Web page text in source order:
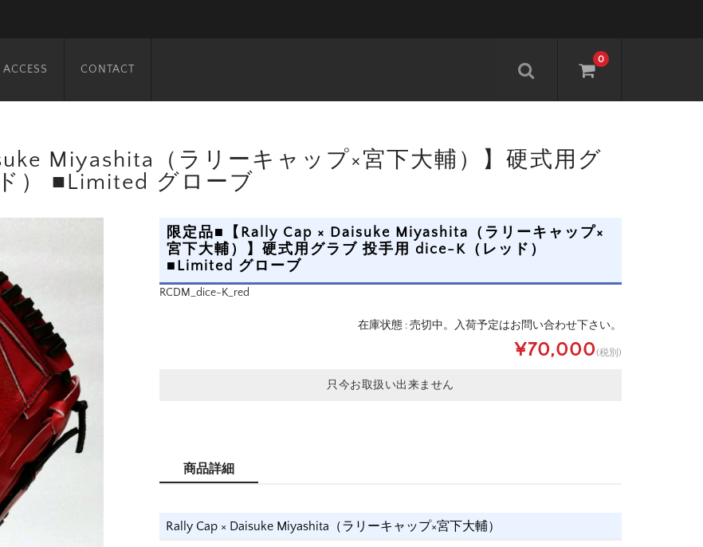
0
ACCESS CONTACT
Miyashita（ラリーキャップ×宮下大輔）】硬式用グ
） ■Limited グローブ
限定品■【Rally Cap × Daisuke Miyashita（ラリーキャップ×
宮下大輔）】硬式用グラブ 投手用 dice-K（レッド）
■Limited グローブ
RCDM_dice-K_red
在庫状態 : 売切中。入荷予定はお問い合わせ下さい。
¥70,000(税別)
只今お取扱い出来ません
商品詳細
Rally Cap × Daisuke Miyashita（ラリーキャップ×宮下大輔）